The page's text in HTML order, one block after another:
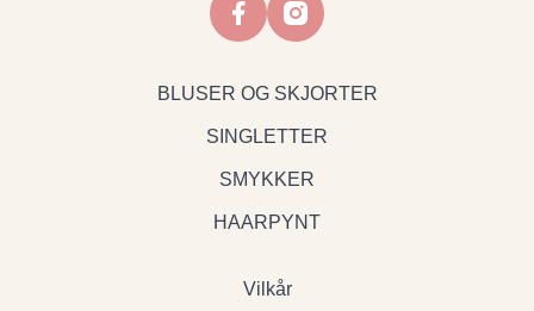
facebookinstagram
BLUSER OG SKJORTER
SINGLETTER
SMYKKER
HAARPYNT
Vilkår